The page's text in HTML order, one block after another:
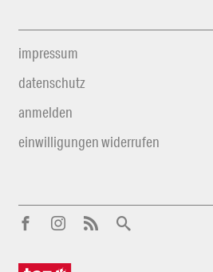
impressum
datenschutz
anmelden
einwilligungen widerrufen